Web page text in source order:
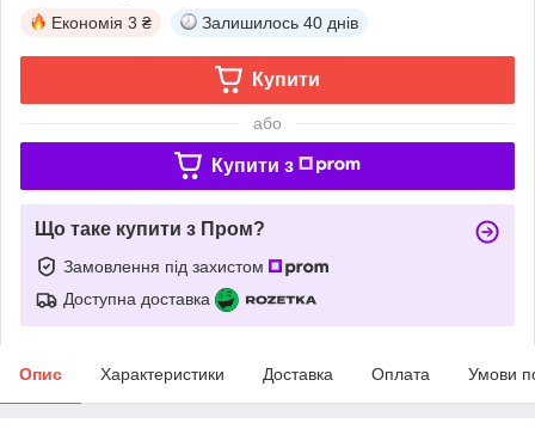
Економія 3 ₴ Залишилось 40 днів
Купити
або
Купити з
Що таке купити з Пром?
Замовлення під захистом
Доступна доставка
Опис Характеристики Доставка Оплата Умови